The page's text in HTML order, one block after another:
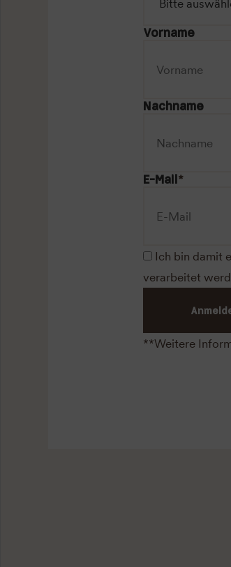
Vorname
Nachname
E-Mail *
Ich bin damit
verarbeitet
**Weitere